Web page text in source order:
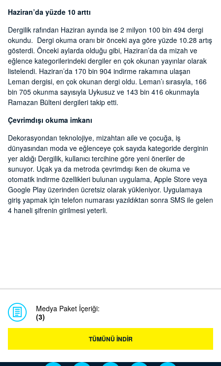
Haziran’da yüzde 10 arttı
Dergilik rafından Haziran ayında ise 2 milyon 100 bin 494 dergi
okundu. Dergi okuma oranı bir önceki aya göre yüzde 10.28 artış
gösterdi. Önceki aylarda olduğu gibi, Haziran’da da mizah ve
eğlence kategorilerindeki dergiler en çok okunan yayınlar olarak
listelendi. Haziran’da 170 bin 904 indirme rakamına ulaşan
Leman dergisi, en çok okunan dergi oldu. Leman’ı sırasıyla, 166
bin 705 okunma sayısıyla Uykusuz ve 143 bin 416 okunmayla
Ramazan Bülteni dergileri takip etti.
Çevrimdışı okuma imkanı
Dekorasyondan teknolojiye, mizahtan aile ve çocuğa, iş
dünyasından moda ve eğlenceye çok sayıda kategoride derginin
yer aldığı Dergilik, kullanıcı tercihine göre yeni öneriler de
sunuyor. Uçak ya da metroda çevrimdışı iken de okuma ve
otomatik indirme özellikleri bulunan uygulama, Apple Store veya
Google Play üzerinden ücretsiz olarak yükleniyor. Uygulamaya
giriş yapmak için telefon numarası yazıldıktan sonra SMS ile gelen
4 haneli şifrenin girilmesi yeterli.
Medya Paket İçeriği:
(3)
TÜMÜNÜ İNDİR